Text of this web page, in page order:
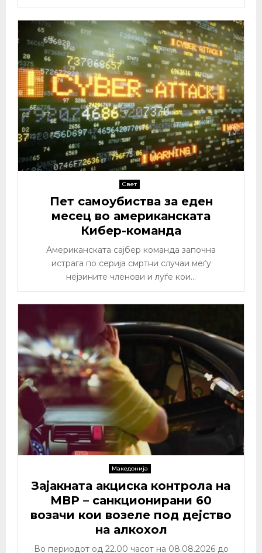
Свет
Пет самоубиства за еден
месец во американската
Кибер-команда
Американската сајбер команда започна
истрага по серија смртни случаи меѓу
нејзините членови и луѓе кои...
Македонија
Зајакната акциска контрола на
МВР – санкционирани 60
возачи кои возеле под дејство
на алкохол
Во периодот од 22.00 часот на 08.08.2026 до